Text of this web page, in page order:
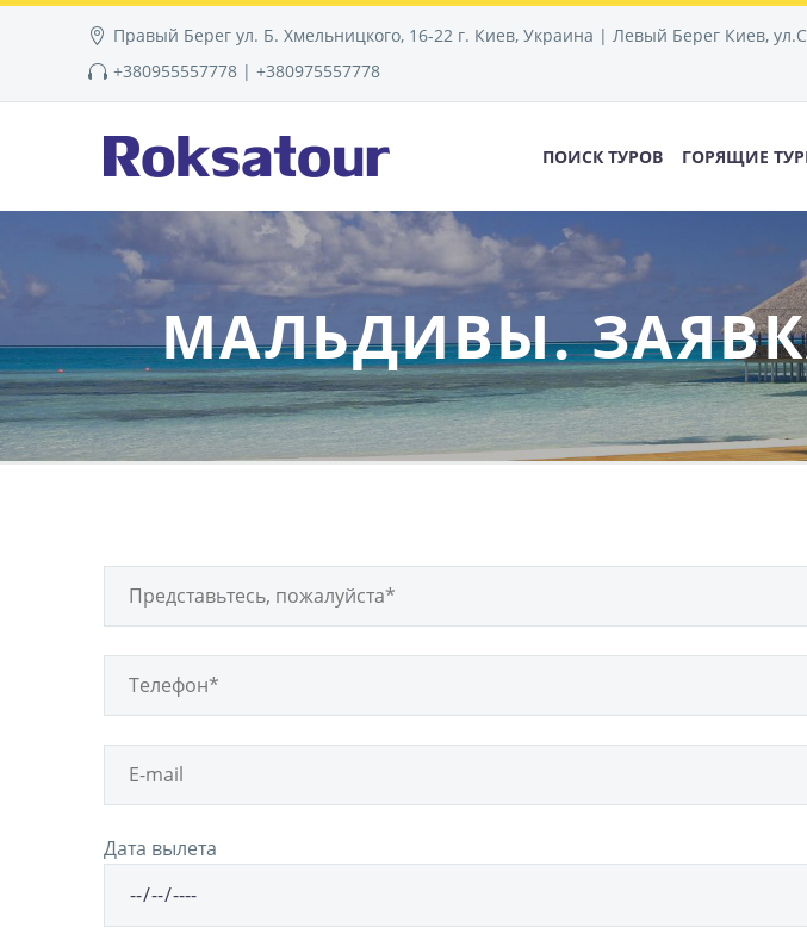
Правый Берег ул. Б. Хмельницкого, 16-22 г. Киев, Украина | Левый Берег Киев,
+380955557778 | +380975557778
ПОИСК ТУРОВ ГОРЯЩИЕ
МАЛЬДИВЫ.
Дата вылета